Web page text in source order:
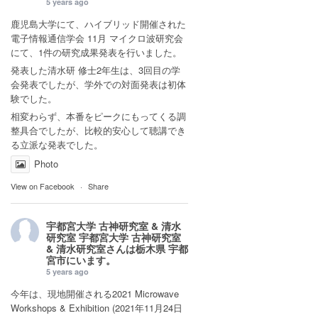
鹿児島大学にて、ハイブリッド開催された
電子情報通信学会 11月 マイクロ波研究会
にて、1件の研究成果発表を行いました。
発表した清水研 修士2年生は、3回目の学
会発表でしたが、学外での対面発表は初体
験でした。
相変わらず、本番をピークにもってくる調
整具合でしたが、比較的安心して聴講でき
る立派な発表でした。
Photo
View on Facebook · Share
宇都宮大学 古神研究室 & 清水
研究室 宇都宮大学 古神研究室
& 清水研究室さんは栃木県 宇都
宮市にいます。
5 years ago
今年は、現地開催される2021 Microwave
Workshops & Exhibition (2021年11月24日